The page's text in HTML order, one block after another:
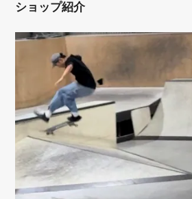
ショップ紹介